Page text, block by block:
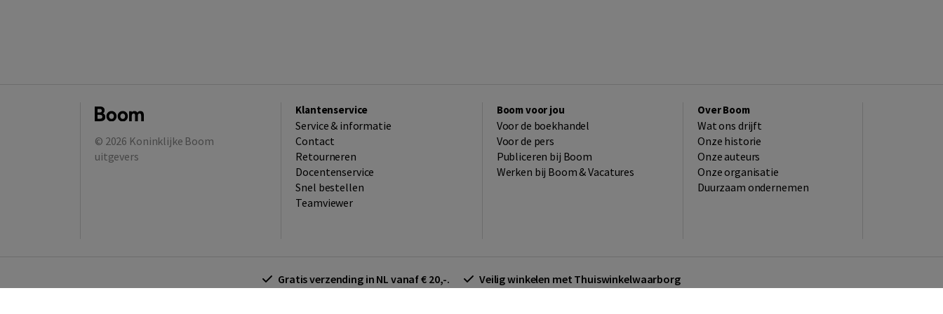
© 2026 Koninklijke Boom
uitgevers
Klantenservice
Service & informatie
Contact
Retourneren
Docentenservice
Snel bestellen
Teamviewer
Boom voor jou
Voor de boekhandel
Voor de pers
Publiceren bij Boom
Werken bij Boom & Vacatures
Over Boom
Wat ons drijft
Onze historie
Onze auteurs
Onze organisatie
Duurzaam ondernemen
Gratis verzending in NL vanaf € 20,-. Veilig winkelen met Thuiswinkelwaarborg